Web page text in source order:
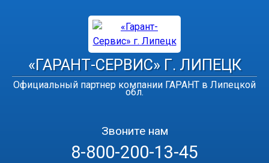
«ГАРАНТ-СЕРВИС» Г. ЛИПЕЦК
Официальный партнер компании ГАРАНТ в Липецкой
обл.
Звоните нам
8-800-200-13-45